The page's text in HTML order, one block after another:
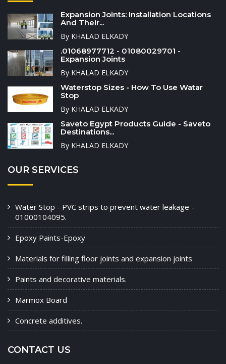
Expansion Joints: Installation Locations
And Their...
By KHALAD ELKADY
.01068977712 - 01080029701 -
Expansion Joints
By KHALAD ELKADY
Waterstop Sizes - How To Use Watar
Stop
By KHALAD ELKADY
Saveto Egypt Products Guide - Saveto
Destinations...
By KHALAD ELKADY
OUR SERVICES
Water Stop - PVC strips to prevent water leakage -
01000104095.
Epoxy Paints-Epoxy
Materials for filling floor joints and expansion joints
Paints and decorative materials.
Marmox Board
Concrete additives.
CONTACT US